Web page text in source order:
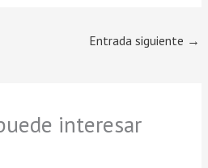
Entrada siguiente →
interesar